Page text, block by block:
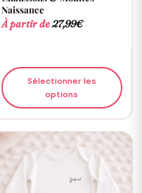
Naissance
À partir de27,99€
Sélectionner les
options